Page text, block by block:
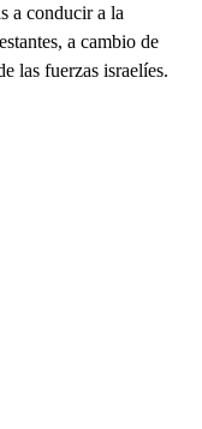
a conducir a la
a cambio de
las fuerzas israelíes.